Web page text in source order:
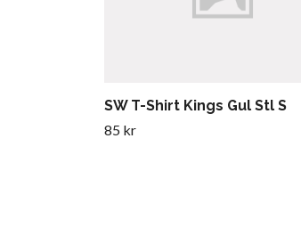
SW T-Shirt Kings Gul Stl S
85 kr